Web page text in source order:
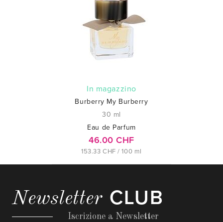
In magazzino
Burberry My Burberry
30 ml
Eau de Parfum
46.00 CHF
153.33 CHF / 100 ml
Newsletter CLUB
Iscrizione a Newsletter